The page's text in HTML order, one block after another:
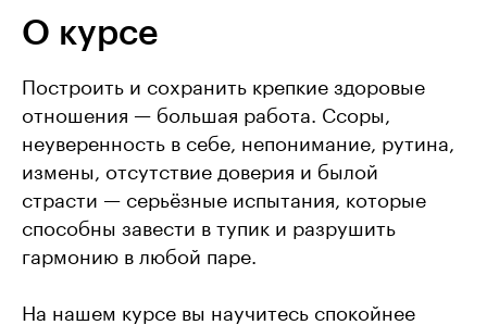
О курсе
Построить и сохранить крепкие здоровые
отношения — большая работа. Ссоры,
неуверенность в себе, непонимание, рутина,
измены, отсутствие доверия и былой
страсти — серьёзные испытания, которые
способны завести в тупик и разрушить
гармонию в любой паре.
На нашем курсе вы научитесь спокойнее